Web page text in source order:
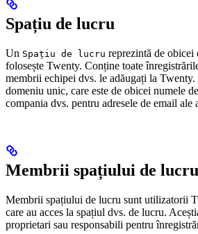
Spațiu de lucru
Un Spațiu de lucru reprezintă de obicei
folosește Twenty. Conține toate
membrii echipei dvs. le adăugați la
domeniu unic, care este de obicei numele
compania dvs. pentru adresele de email ale
Membrii spațiului de lucru
Membrii spațiului de lucru sunt utilizatorii
care au acces la spațiul dvs. de lucru.
proprietari sau responsabili pentru